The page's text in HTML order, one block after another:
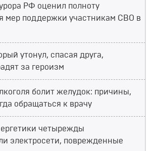
РФ оценил полноту
мер поддержки участникам СВО в
утонул, спасая друга,
за героизм
болит желудок: причины,
обращаться к врачу
четырежды
электросети, поврежденные